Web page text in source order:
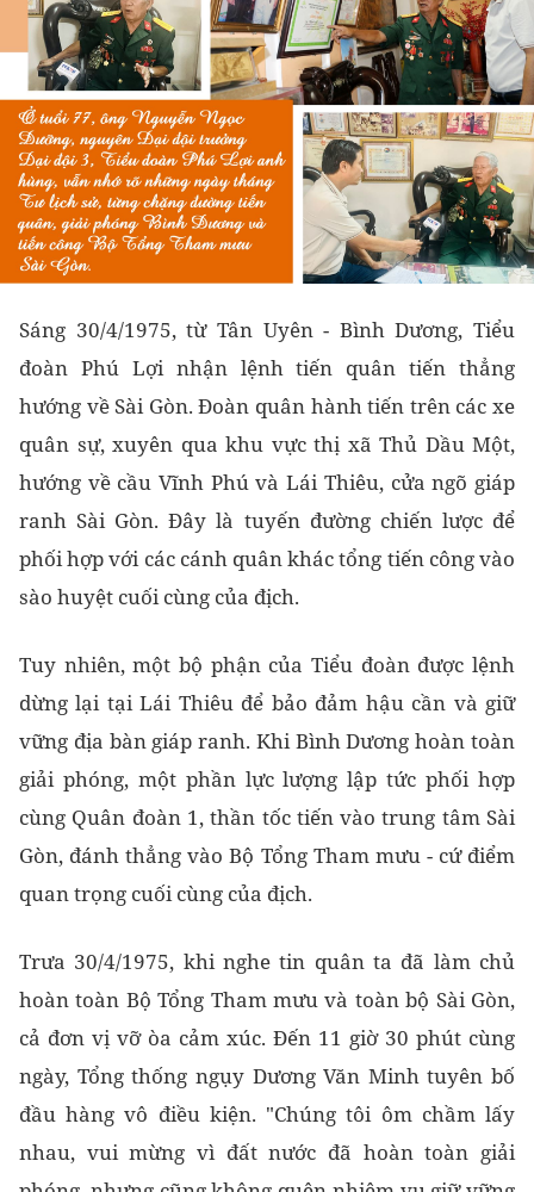
Sáng 30/4/1975, từ Tân Uyên - Bình Dương, Tiểu
đoàn Phú Lợi nhận lệnh tiến quân tiến thẳng
hướng về Sài Gòn. Đoàn quân hành tiến trên các xe
quân sự, xuyên qua khu vực thị xã Thủ Dầu Một,
hướng về cầu Vĩnh Phú và Lái Thiêu, cửa ngõ giáp
ranh Sài Gòn. Đây là tuyến đường chiến lược để
phối hợp với các cánh quân khác tổng tiến công vào
sào huyệt cuối cùng của địch.
Tuy nhiên, một bộ phận của Tiểu đoàn được lệnh
dừng lại tại Lái Thiêu để bảo đảm hậu cần và giữ
vững địa bàn giáp ranh. Khi Bình Dương hoàn toàn
giải phóng, một phần lực lượng lập tức phối hợp
cùng Quân đoàn 1, thần tốc tiến vào trung tâm Sài
Gòn, đánh thẳng vào Bộ Tổng Tham mưu - cứ điểm
quan trọng cuối cùng của địch.
Trưa 30/4/1975, khi nghe tin quân ta đã làm chủ
hoàn toàn Bộ Tổng Tham mưu và toàn bộ Sài Gòn,
cả đơn vị vỡ òa cảm xúc. Đến 11 giờ 30 phút cùng
ngày, Tổng thống ngụy Dương Văn Minh tuyên bố
đầu hàng vô điều kiện. "Chúng tôi ôm chầm lấy
nhau, vui mừng vì đất nước đã hoàn toàn giải